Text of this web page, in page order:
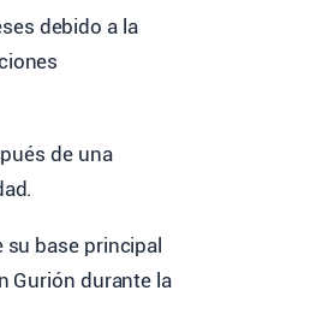
debido a la
de una
base principal
Gurión durante la